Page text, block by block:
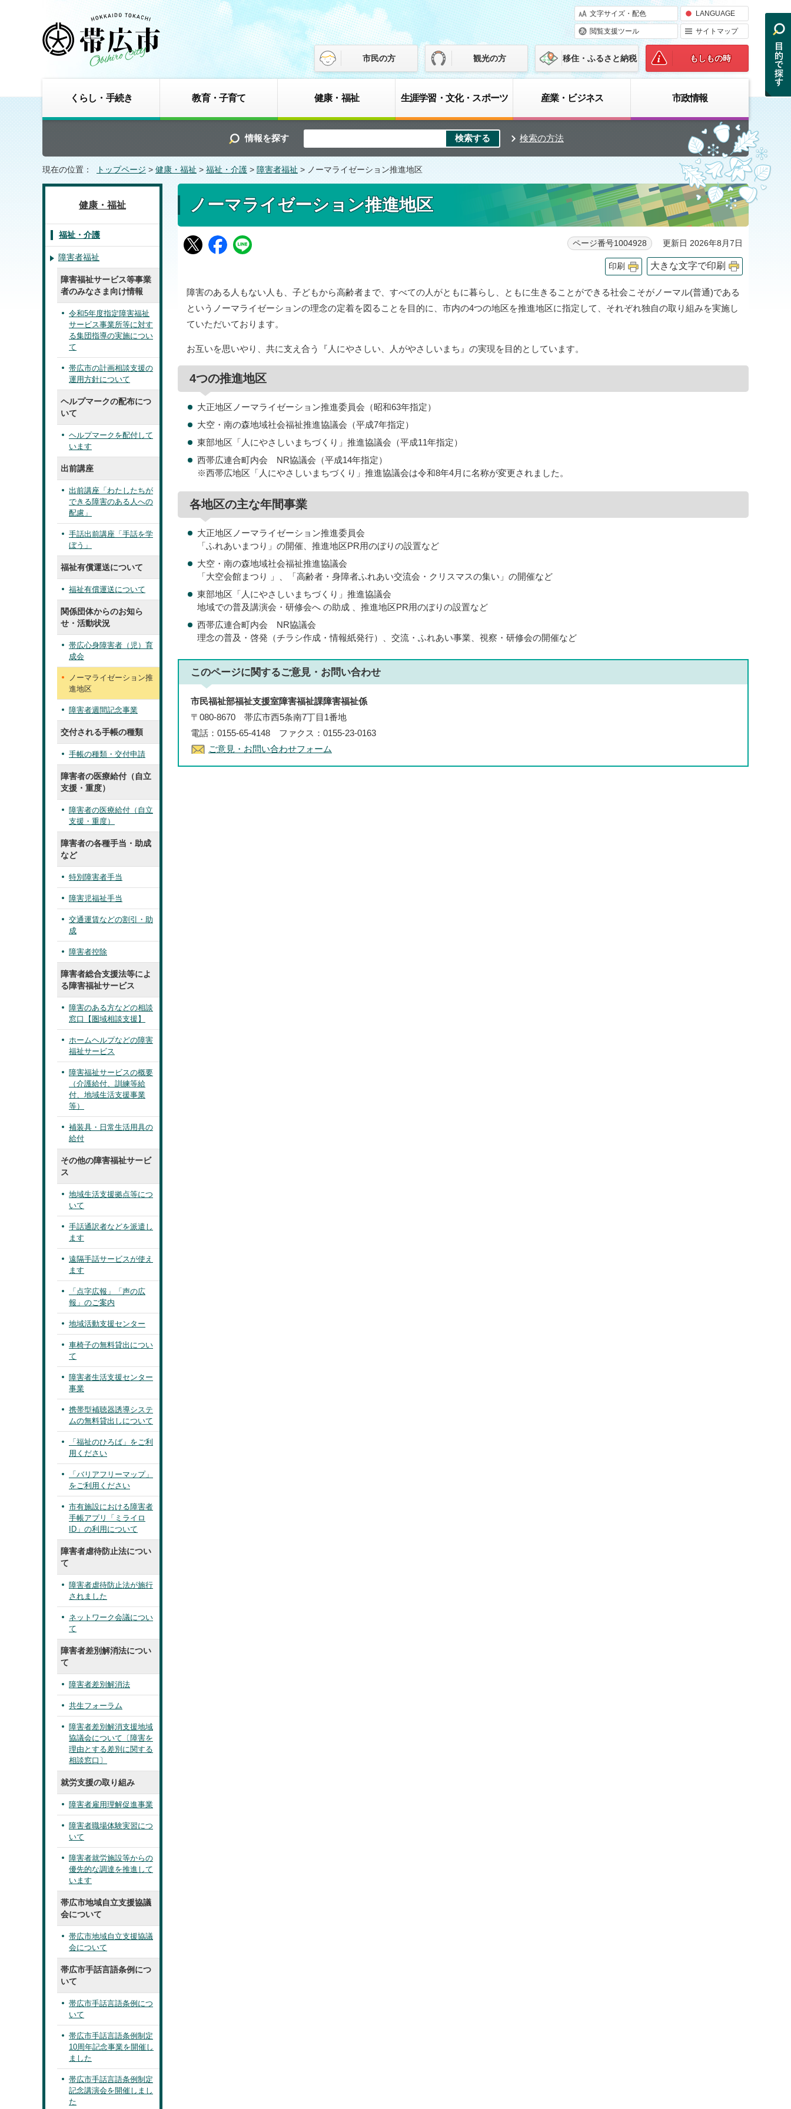
文字サイズ・配色 LANGUAGE
閲覧支援ツール サイトマップ
市民の方 観光の方 移住・ふるさと納税 もしもの時
くらし・手続き 教育・子育て 健康・福祉 生涯学習・文化・スポーツ 産業・ビジネス 市政情報
情報を探す 検索の方法
現在の位置： トップページ > 健康・福祉 > 福祉・介護 > 障害者福祉 > ノーマライゼーション推進地区
ノーマライゼーション推進地区
ページ番号1004928 更新日 2026年8月7日
印刷 大きな文字で印刷
障害のある人もない人も、子どもから高齢者まで、すべての人がともに暮らし、ともに生きることができる社会こそがノーマル(普通)である
というノーマライゼーションの理念の定着を図ることを目的に、市内の4つの地区を推進地区に指定して、それぞれ独自の取り組みを実施し
ていただいております。
お互いを思いやり、共に支え合う『人にやさしい、人がやさしいまち』の実現を目的としています。
4つの推進地区
大正地区ノーマライゼーション推進委員会（昭和63年指定）
大空・南の森地域社会福祉推進協議会（平成7年指定）
東部地区「人にやさしいまちづくり」推進協議会（平成11年指定）
西帯広連合町内会 NR協議会（平成14年指定）
※西帯広地区「人にやさしいまちづくり」推進協議会は令和8年4月に名称が変更されました。
各地区の主な年間事業
大正地区ノーマライゼーション推進委員会
「ふれあいまつり」の開催、推進地区PR用のぼりの設置など
大空・南の森地域社会福祉推進協議会
「大空会館まつり 」、「高齢者・身障者ふれあい交流会・クリスマスの集い」の開催など
東部地区「人にやさしいまちづくり」推進協議会
地域での普及講演会・研修会へ の助成 、推進地区PR用のぼりの設置など
西帯広連合町内会 NR協議会
理念の普及・啓発（チラシ作成・情報紙発行）、交流・ふれあい事業、視察・研修会の開催など
このページに関するご意見・お問い合わせ
市民福祉部福祉支援室障害福祉課障害福祉係
〒080-8670 帯広市西5条南7丁目1番地
電話：0155-65-4148 ファクス：0155-23-0163
ご意見・お問い合わせフォーム
健康・福祉
福祉・介護
障害者福祉
障害福祉サービス等事業
者のみなさま向け情報
令和5年度指定障害福祉
サービス事業所等に対す
る集団指導の実施につい
て
帯広市の計画相談支援の
運用方針について
ヘルプマークの配布につ
いて
ヘルプマークを配付して
います
出前講座
出前講座「わたしたちが
できる障害のある人への
配慮」
手話出前講座「手話を学
ぼう」
福祉有償運送について
福祉有償運送について
関係団体からのお知ら
せ・活動状況
帯広心身障害者（児）育
成会
ノーマライゼーション推
進地区
障害者週間記念事業
交付される手帳の種類
手帳の種類・交付申請
障害者の医療給付（自立
支援・重度）
障害者の医療給付（自立
支援・重度）
障害者の各種手当・助成
など
特別障害者手当
障害児福祉手当
交通運賃などの割引・助
成
障害者控除
障害者総合支援法等によ
る障害福祉サービス
障害のある方などの相談
窓口【圏域相談支援】
ホームヘルプなどの障害
福祉サービス
障害福祉サービスの概要
（介護給付、訓練等給
付、地域生活支援事業
等）
補装具・日常生活用具の
給付
その他の障害福祉サービ
ス
地域生活支援拠点等につ
いて
手話通訳者などを派遣し
ます
遠隔手話サービスが使え
ます
「点字広報」「声の広
報」のご案内
地域活動支援センター
車椅子の無料貸出につい
て
障害者生活支援センター
事業
携帯型補聴器誘導システ
ムの無料貸出しについて
「福祉のひろば」をご利
用ください
「バリアフリーマップ」
をご利用ください
市有施設における障害者
手帳アプリ「ミライロ
ID」の利用について
障害者虐待防止法につい
て
障害者虐待防止法が施行
されました
ネットワーク会議につい
て
障害者差別解消法につい
て
障害者差別解消法
共生フォーラム
障害者差別解消支援地域
協議会について〔障害を
理由とする差別に関する
相談窓口〕
就労支援の取り組み
障害者雇用理解促進事業
障害者職場体験実習につ
いて
障害者就労施設等からの
優先的な調達を推進して
います
帯広市地域自立支援協議
会について
帯広市地域自立支援協議
会について
帯広市手話言語条例につ
いて
帯広市手話言語条例につ
いて
帯広市手話言語条例制定
10周年記念事業を開催し
ました
帯広市手話言語条例制定
記念講演会を開催しまし
た